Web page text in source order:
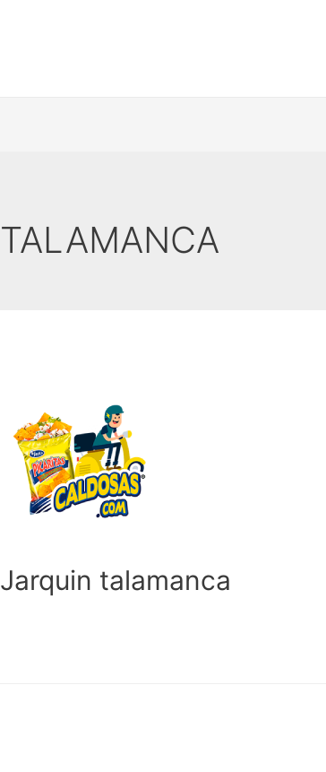
TALAMANCA
Jarquin talamanca